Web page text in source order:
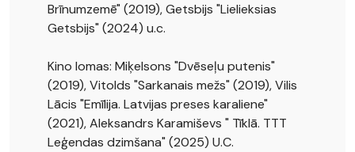
Brīnumzemē" (2019), Getsbijs "Lielieksias
Getsbijs" (2024) u.c.
Kino lomas: Miķelsons "Dvēseļu putenis"
(2019), Vitolds "Sarkanais mežs" (2019), Vilis
Lācis "Emīlija. Latvijas preses karaliene"
(2021), Aleksandrs Karamiševs " Tīklā. TTT
Leģendas dzimšana" (2025) U.C.